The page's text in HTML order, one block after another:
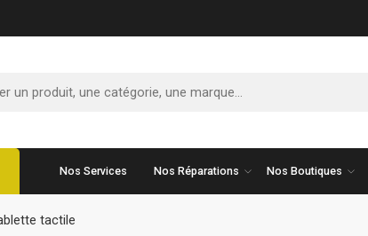
Nos Services Nos Réparations Nos Boutiques
tactile